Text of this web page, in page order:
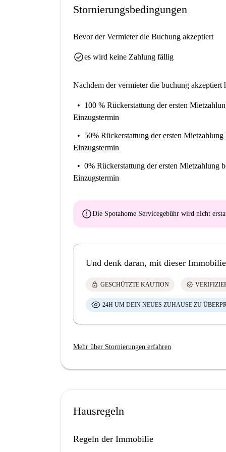
Dies ist ein Studio am Brüsseler Klein-
Schlafsofa befindet sich in einer großartigen
Stornierungsbedingungen
Bevor der Vermieter die Buchung akzeptiert
check_circlees wird keine Zahlung fällig
Nachdem der vermieter die buchung akzeptiert
100 % Rückerstattung der ersten
Einzugstermin
50% Rückerstattung der ersten Mietzahlung
Einzugstermin
0% Rückerstattung der ersten Mietzahlung
Einzugstermin
errorDie Spotahome Servicegebühr wird nicht
Und denk daran, mit dieser
lock GESCHÜTZTE KAUTION check_circle
24H UM DEIN NEUES ZUHAUSE ZU
Mehr über Stornierungen erfahren
Hausregeln
Regeln der Immobilie